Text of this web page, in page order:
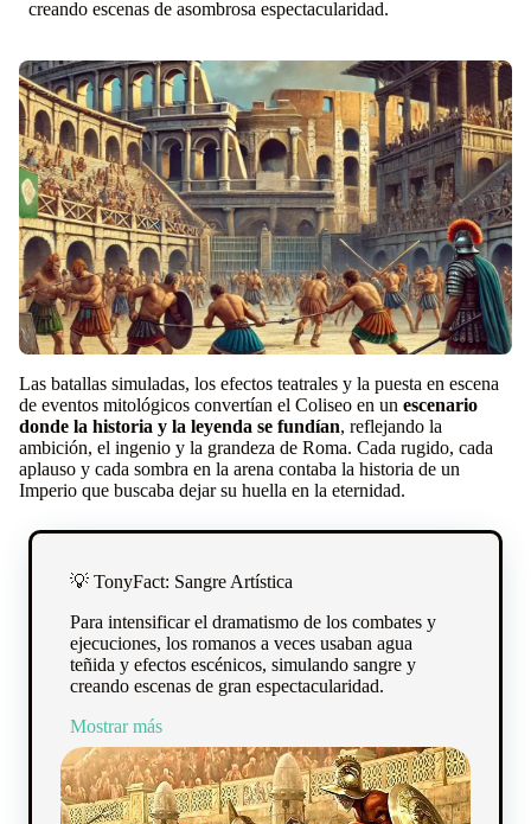
creando escenas de asombrosa espectacularidad.
Las batallas simuladas, los efectos teatrales y la puesta en escena
de eventos mitológicos convertían el Coliseo en un escenario
donde la historia y la leyenda se fundían, reflejando la
ambición, el ingenio y la grandeza de Roma. Cada rugido, cada
aplauso y cada sombra en la arena contaba la historia de un
Imperio que buscaba dejar su huella en la eternidad.
💡 TonyFact: Sangre Artística
Para intensificar el dramatismo de los combates y
ejecuciones, los romanos a veces usaban agua
teñida y efectos escénicos, simulando sangre y
creando escenas de gran espectacularidad.
Mostrar más